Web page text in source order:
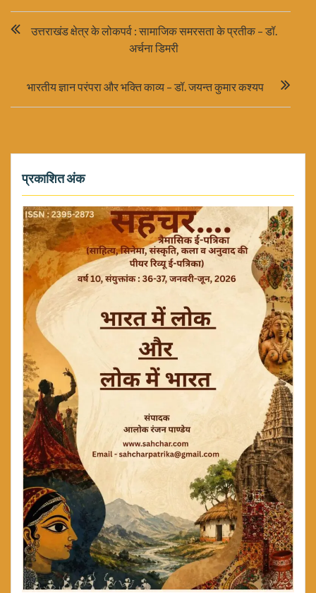
navigation
उत्तराखंड क्षेत्र के लोकपर्व : सामाजिक समरसता के प्रतीक – डॉ.
अर्चना डिमरी
भारतीय ज्ञान परंपरा और भक्ति काव्य – डॉ. जयन्त कुमार कश्यप
प्रकाशित अंक